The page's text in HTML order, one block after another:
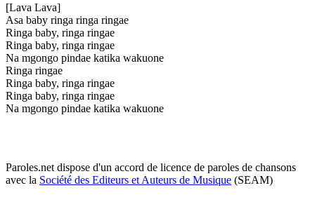
[Lava Lava]
Asa baby ringa ringa ringae
Ringa baby, ringa ringae
Ringa baby, ringa ringae
Na mgongo pindae katika wakuone
Ringa ringae
Ringa baby, ringa ringae
Ringa baby, ringa ringae
Na mgongo pindae katika wakuone
Paroles.net dispose d'un accord de licence de paroles de chansons
avec la Société des Editeurs et Auteurs de Musique (SEAM)